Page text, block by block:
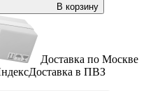
В корзину
Доставка по Москве
в ПВЗ